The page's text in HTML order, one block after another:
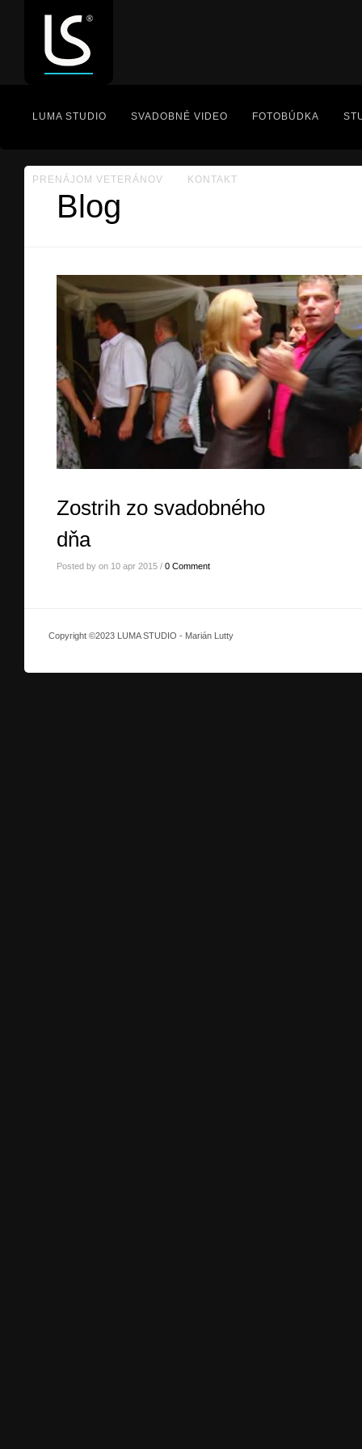
LUMA STUDIO SVADOBNÉ VIDEO FOTOBÚDKA
PRENÁJOM VETERÁNOV KONTAKT
Blog
Zostrih zo svadobného
dňa
Posted by on 10 apr 2015 / 0 Comment
Copyright ©2023 LUMA STUDIO - Marián Lutty